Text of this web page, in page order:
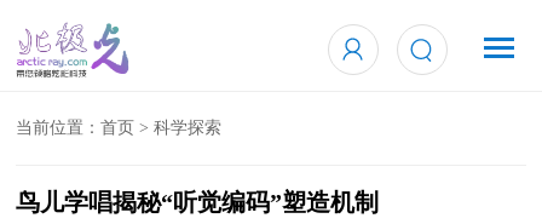
当前位置：首页 >科学探索
鸟儿学唱揭秘“听觉编码”塑造机制